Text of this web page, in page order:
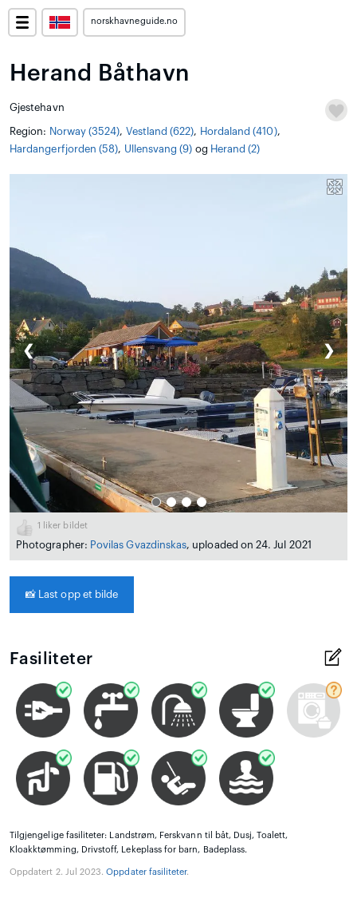
norskhavneguide.no
Herand Båthavn
Gjestehavn
Region: Norway (3524), Vestland (622), Hordaland (410),
Hardangerfjorden (58), Ullensvang (9) og Herand (2)
❮ ❯
1 liker bildet
Photographer: Povilas Gvazdinskas, uploaded on 24. Jul 2021
📸 Last opp et bilde
Fasiliteter
Tilgjengelige fasiliteter: Landstrøm, Ferskvann til båt, Dusj, Toalett,
Kloakktømming, Drivstoff, Lekeplass for barn, Badeplass.
Oppdatert 2. Jul 2023.Oppdater fasiliteter.